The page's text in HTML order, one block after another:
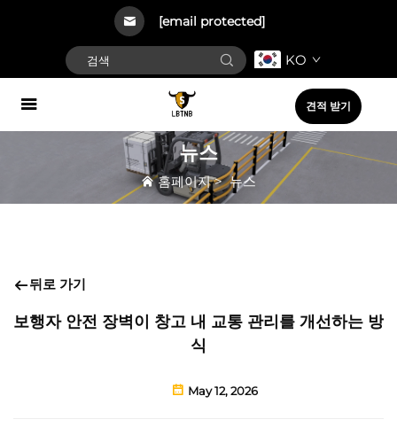
[email protected]
KO
견적 받기
뉴스
홈페이지>뉴스
뒤로 가기
보행자 안전 장벽이 창고 내 교통 관리를 개선하는 방
식
May 12, 2026